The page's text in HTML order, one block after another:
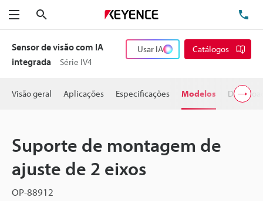
Menu
Sensor de visão com IA
integrada
Série IV4
Usar IA Catálogos
Visão geral Aplicações Especificações Modelos
Suporte de montagem de
ajuste de 2 eixos
OP-88912